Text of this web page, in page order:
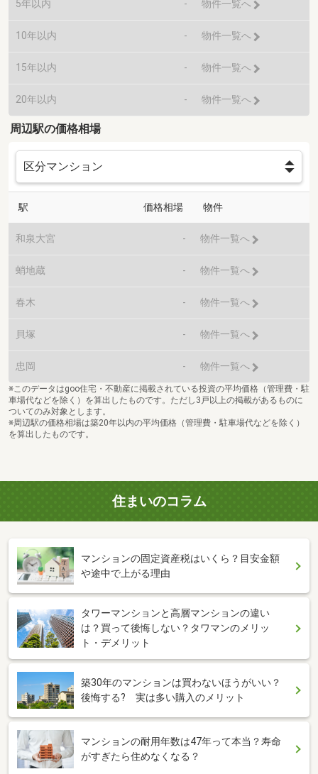
5年以内 - 物件一覧へ
10年以内 - 物件一覧へ
15年以内 - 物件一覧へ
20年以内 - 物件一覧へ
周辺駅の価格相場
駅 価格相場 物件
和泉大宮 - 物件一覧へ
蛸地蔵 - 物件一覧へ
春木 - 物件一覧へ
貝塚 - 物件一覧へ
忠岡 - 物件一覧へ
※このデータはgoo住宅・不動産に掲載されている投資の平均価格（管理費・駐
車場代などを除く）を算出したものです。ただし3戸以上の掲載があるものに
ついてのみ対象とします。
※周辺駅の価格相場は築20年以内の平均価格（管理費・駐車場代などを除く）
を算出したものです。
住まいのコラム
マンションの固定資産税はいくら？目安金額
や途中で上がる理由
タワーマンションと高層マンションの違い
は？買って後悔しない？タワマンのメリッ
ト・デメリット
築30年のマンションは買わないほうがいい？
後悔する? 実は多い購入のメリット
マンションの耐用年数は47年って本当？寿命
がすぎたら住めなくなる？